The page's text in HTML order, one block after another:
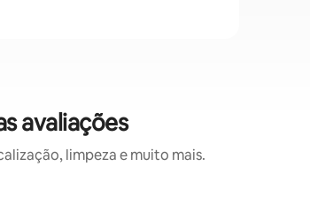
avaliações
limpeza e muito mais.